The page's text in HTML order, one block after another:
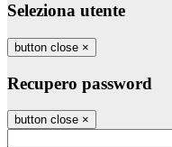
Seleziona utente
button close ×
Recupero password
button close ×